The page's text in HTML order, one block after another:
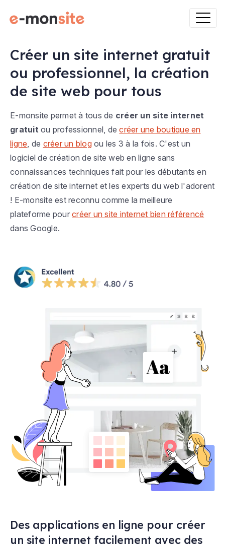
Créer un site internet gratuit
ou professionnel, la création
de site web pour tous
E-monsite permet à tous de créer un site internet
gratuit ou professionnel, decréer une boutique en
ligne , de créer un blogou les 3 à la fois. C'est un
logiciel de création de site web en ligne sans
connaissances techniques fait pour les débutants en
création de site internet et les experts du web l'adorent
! E-monsite est reconnu comme la meilleure
plateforme pour créer un site internet bien référencé
dans Google.
Des applications en ligne pour créer
un site internet facilement avec des